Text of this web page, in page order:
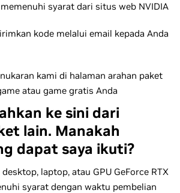
syarat dari situs web NVIDIA
kode melalui email kepada Anda
kami di halaman arahan paket
atau game gratis Anda
ke sini dari
lain. Manakah
dapat saya ikuti?
laptop, atau GPU GeForce RTX
syarat dengan waktu pembelian